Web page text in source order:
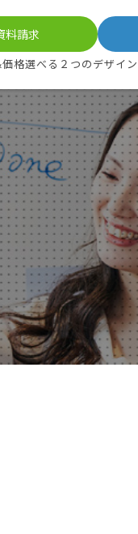
料請求
格選べる２つのデザイン